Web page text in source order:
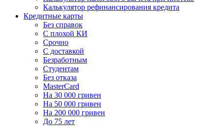
Калькулятор рефинансирования кредита
Кредитные карты
Без справок
С плохой КИ
Срочно
C доставкой
Безработным
Студентам
Без отказа
MasterCard
На 30 000 гривен
На 50 000 гривен
На 200 000 гривен
До 75 лет